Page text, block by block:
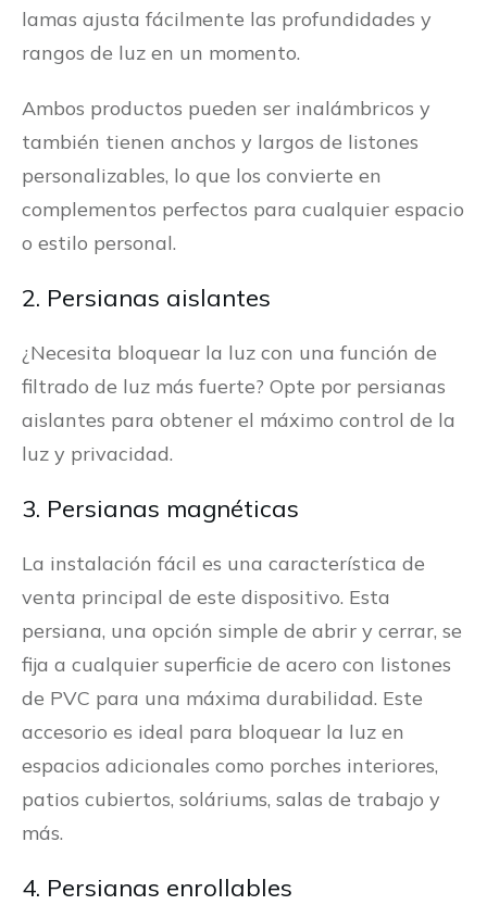
lamas ajusta fácilmente las profundidades y
rangos de luz en un momento.
Ambos productos pueden ser inalámbricos y
también tienen anchos y largos de listones
personalizables, lo que los convierte en
complementos perfectos para cualquier espacio
o estilo personal.
2. Persianas aislantes
¿Necesita bloquear la luz con una función de
filtrado de luz más fuerte? Opte por persianas
aislantes para obtener el máximo control de la
luz y privacidad.
3. Persianas magnéticas
La instalación fácil es una característica de
venta principal de este dispositivo. Esta
persiana, una opción simple de abrir y cerrar, se
fija a cualquier superficie de acero con listones
de PVC para una máxima durabilidad. Este
accesorio es ideal para bloquear la luz en
espacios adicionales como porches interiores,
patios cubiertos, soláriums, salas de trabajo y
más.
4. Persianas enrollables